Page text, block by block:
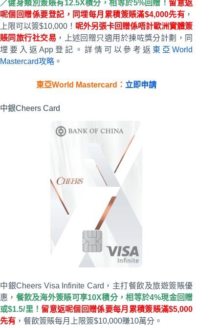
／健身類別簽賬有12.5X積分，相等於5%回贈！ 留意返
呢個回贈係要登記，同埋每月累積簽賬滿$4,000先有 ，
上限可以簽$10,000！ 呢外另張卡回贈係唔計歐洲實體簽
賬同旅行社交易 ，上述回贈只適用於揀咗獎分計劃，同
埋要入返App登記。詳情可以參考返 東亞World
Mastercard攻略 。
東亞World Mastercard： 立即申請
中銀Cheers Card
中銀Cheers Visa Infinite Card，主打餐飲及旅遊簽賬優
惠， 餐飲及海外簽賬可享10X積分，相等於4%現金回贈
或$1.5/里！ 留意返呢個回贈係要每月累積簽賬滿$5,000
先有 ，餐飲簽賬每月上限簽$10,000賺10萬分。